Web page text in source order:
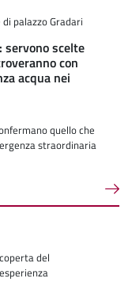
palazzo Gradari
servono scelte
con
acqua nei
quello che
straordinaria
del